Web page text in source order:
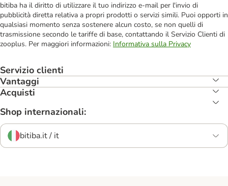
bitiba ha il diritto di utilizzare il tuo indirizzo e-mail per l'invio di
pubblicità diretta relativa a propri prodotti o servizi simili. Puoi opporti in
qualsiasi momento senza sostenere alcun costo, se non quelli di
trasmissione secondo le tariffe di base, contattando il Servizio Clienti di
zooplus. Per maggiori informazioni: Informativa sulla Privacy
Servizio clienti
Vantaggi
Acquisti
Shop internazionali:
bitiba.it / it